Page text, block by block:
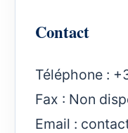
Contact
Téléphone :
Fax : Non
Email :